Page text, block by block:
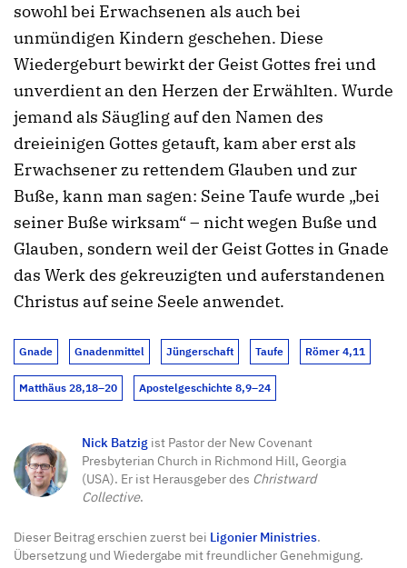
sowohl bei Erwachsenen als auch bei
unmündigen Kindern geschehen. Diese
Wiedergeburt bewirkt der Geist Gottes frei und
unverdient an den Herzen der Erwählten. Wurde
jemand als Säugling auf den Namen des
dreieinigen Gottes getauft, kam aber erst als
Erwachsener zu rettendem Glauben und zur
Buße, kann man sagen: Seine Taufe wurde „bei
seiner Buße wirksam“ – nicht wegen Buße und
Glauben, sondern weil der Geist Gottes in Gnade
das Werk des gekreuzigten und auferstandenen
Christus auf seine Seele anwendet.
Gnade Gnadenmittel Jüngerschaft Taufe Römer 4,11
Matthäus 28,18–20 Apostelgeschichte 8,9–24
Nick Batzig ist Pastor der New Covenant
Presbyterian Church in Richmond Hill, Georgia
(USA). Er ist Herausgeber des Christward
Collective.
Dieser Beitrag erschien zuerst bei Ligonier Ministries.
Übersetzung und Wiedergabe mit freundlicher Genehmigung.